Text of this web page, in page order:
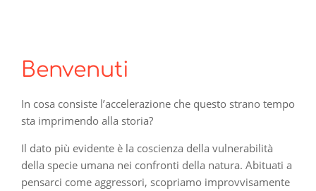
Benvenuti
In cosa consiste l’accelerazione che questo strano tempo
sta imprimendo alla storia?
Il dato più evidente è la coscienza della vulnerabilità
della specie umana nei confronti della natura. Abituati a
pensarci come aggressori, scopriamo improvvisamente